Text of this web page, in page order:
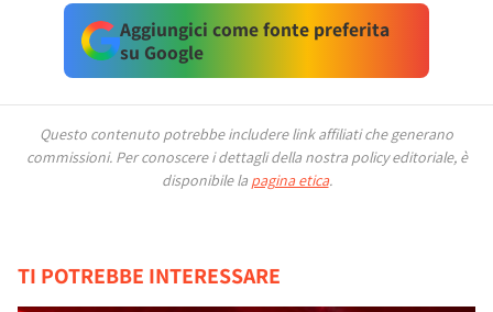
Aggiungici come fonte preferita
su Google
Questo contenuto potrebbe includere link affiliati che generano
commissioni. Per conoscere i dettagli della nostra policy editoriale, è
disponibile la pagina etica.
TI POTREBBE INTERESSARE